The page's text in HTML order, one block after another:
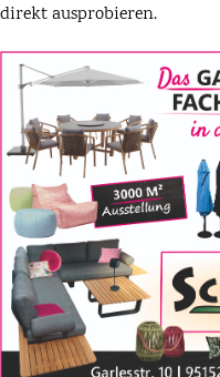
direkt ausprobieren.